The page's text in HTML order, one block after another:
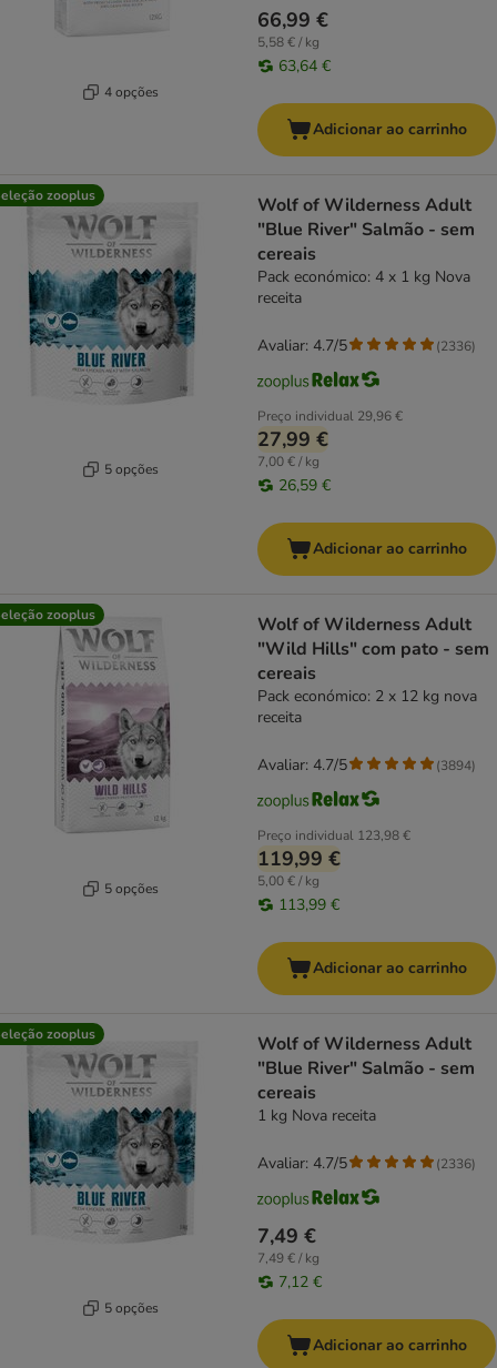
4 opções
66,99 €
5,58 € / kg
63,64 €
Adicionar ao carrinho
zooplus
5 opções
Wolf of Wilderness Adult
"Blue River" Salmão - sem
cereais
Pack económico: 4 x 1 kg Nova
receita
Preço individual 29,96 €
27,99 €
7,00 € / kg
26,59 €
Avaliar: 4.7/5 (2336)
Adicionar ao carrinho
zooplus
5 opções
Wolf of Wilderness Adult
"Wild Hills" com pato - sem
cereais
Pack económico: 2 x 12 kg nova
receita
Preço individual 123,98 €
119,99 €
5,00 € / kg
113,99 €
Avaliar: 4.7/5 (3894)
Adicionar ao carrinho
zooplus
5 opções
Wolf of Wilderness Adult
"Blue River" Salmão - sem
cereais
1 kg Nova receita
7,49 €
7,49 € / kg
7,12 €
Avaliar: 4.7/5 (2336)
Adicionar ao carrinho